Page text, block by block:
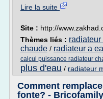
Lire la suite
Site : http://
Thèmes liés :
chaude / radiateur a
calcul puissance radiateur
plus d'eau / radiateur
Comment
fonte? - Bricofamily